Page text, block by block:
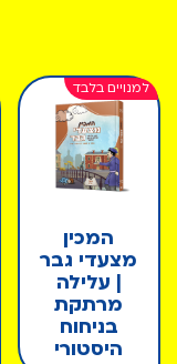
המכין
מצעדי גבר
| עלילה
מרתקת
בניחוח
היסטורי